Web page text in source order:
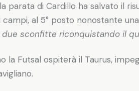
parata di Cardillo ha salvato il
al 5° posto nonostante
sconfitte riconquistando il
la Futsal ospiterà il Taurus,